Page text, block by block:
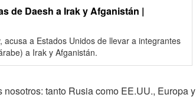
de Daesh a Irak y Afganistán |
acusa a Estados Unidos de llevar a integrantes
a Irak y Afganistán.
nosotros: tanto Rusia como EE.UU., Europa y